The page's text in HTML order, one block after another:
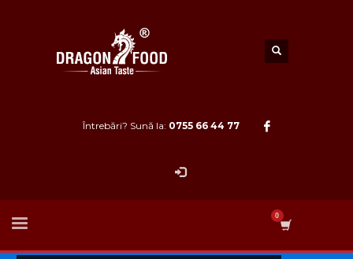
Întrebări? Sună la: 0755 66 44 77